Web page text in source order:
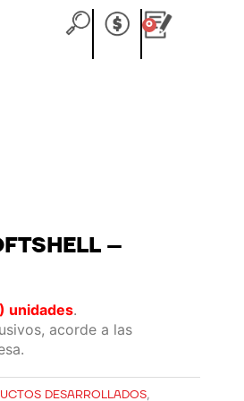
0
Carrito
–
unidades.
acorde a las
DESARROLLADOS,